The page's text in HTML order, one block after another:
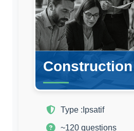
Type : Ipsatif
~120 questions